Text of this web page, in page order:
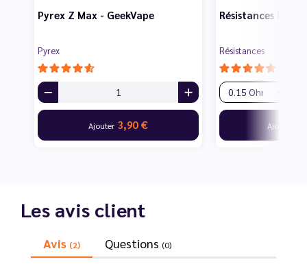
Pyrex Z Max - GeekVape
Pyrex
Ajouter 3,90 €
Résistances M
Résistances
Ajouter
Les avis client
Avis (2) Questions (0)